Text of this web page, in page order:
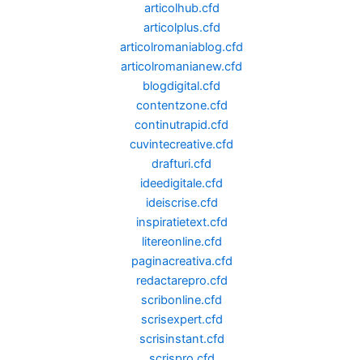
articolhub.cfd
articolplus.cfd
articolromaniablog.cfd
articolromanianew.cfd
blogdigital.cfd
contentzone.cfd
continutrapid.cfd
cuvintecreative.cfd
drafturi.cfd
ideedigitale.cfd
ideiscrise.cfd
inspiratietext.cfd
litereonline.cfd
paginacreativa.cfd
redactarepro.cfd
scribonline.cfd
scrisexpert.cfd
scrisinstant.cfd